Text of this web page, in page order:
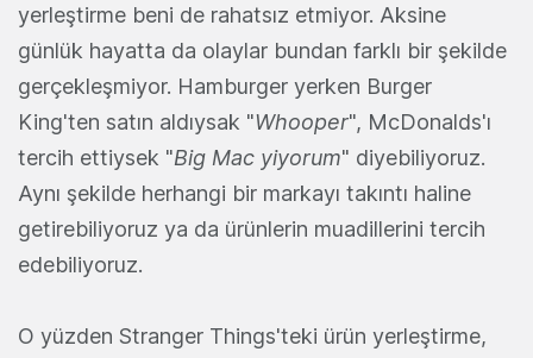
yerleştirme beni de rahatsız etmiyor. Aksine
günlük hayatta da olaylar bundan farklı bir şekilde
gerçekleşmiyor. Hamburger yerken Burger
King'ten satın aldıysak "Whooper", McDonalds'ı
tercih ettiysek "Big Mac yiyorum" diyebiliyoruz.
Aynı şekilde herhangi bir markayı takıntı haline
getirebiliyoruz ya da ürünlerin muadillerini tercih
edebiliyoruz.
O yüzden Stranger Things'teki ürün yerleştirme,